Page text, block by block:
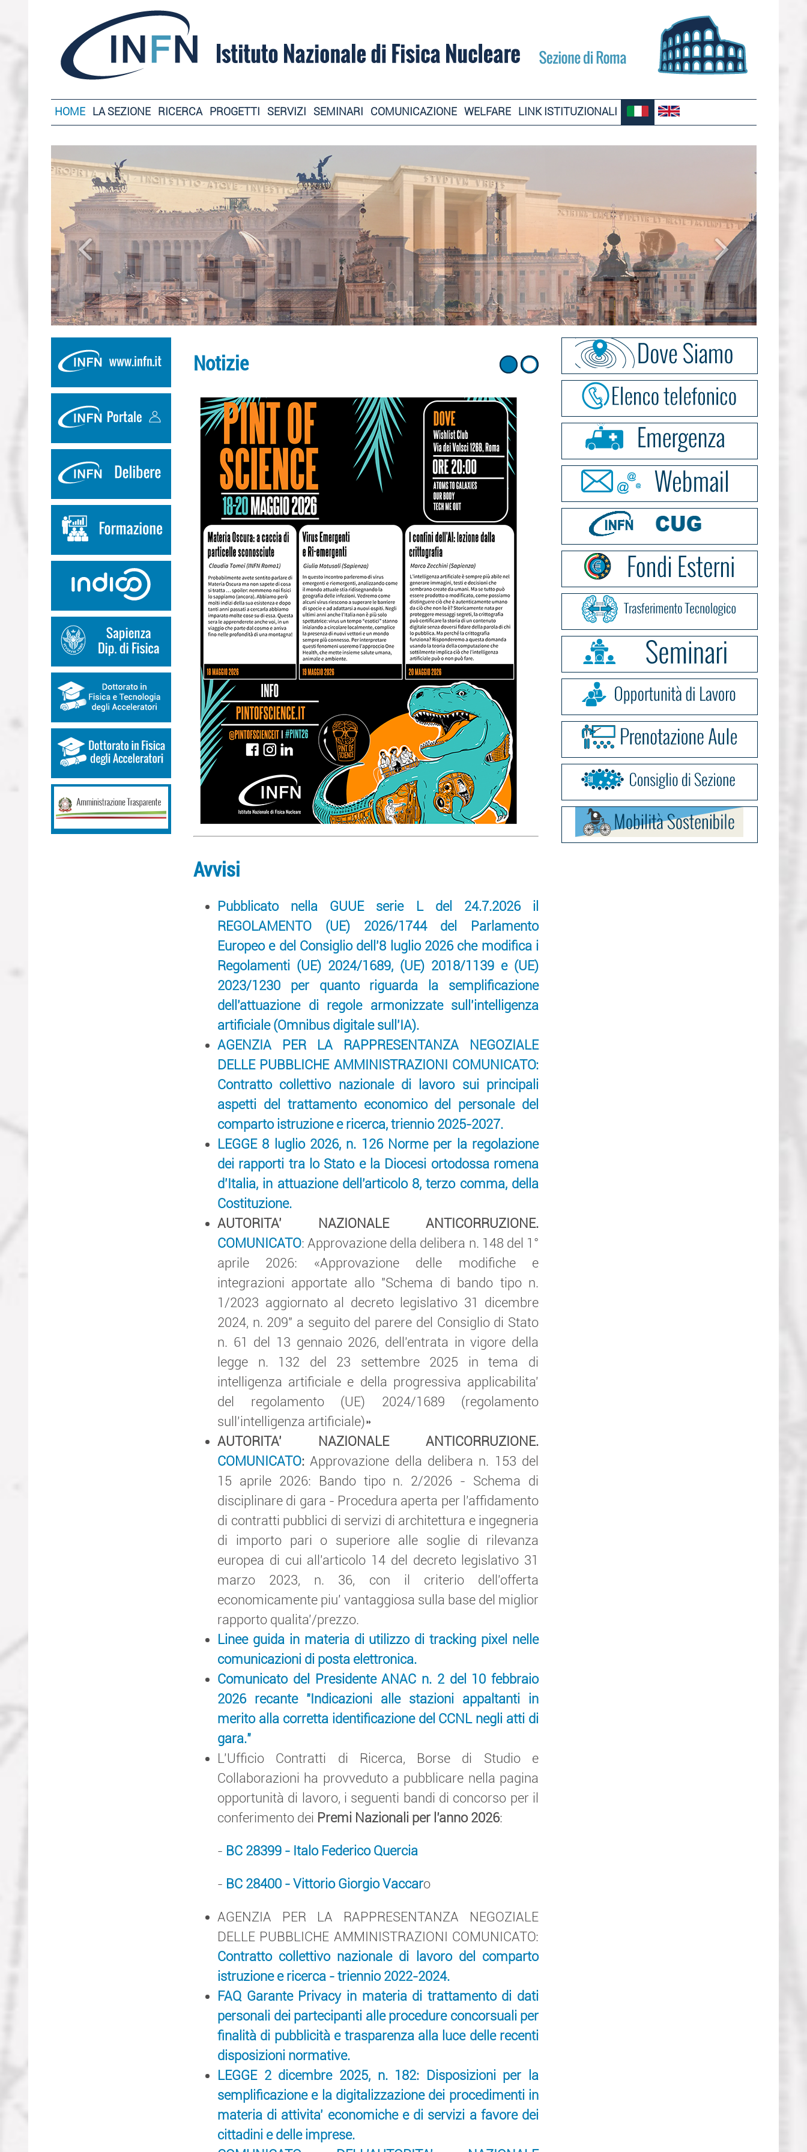
HOME LA SEZIONE RICERCA PROGETTI SERVIZI SEMINARI COMUNICAZIONE WELFARE LINK ISTITUZIONALI
Notizie
Avvisi
Pubblicato nella GUUE serie L del 24.7.2026 il
REGOLAMENTO (UE) 2026/1744 del Parlamento
Europeo e del Consiglio dell'8 luglio 2026 che modifica i
Regolamenti (UE) 2024/1689, (UE) 2018/1139 e (UE)
2023/1230 per quanto riguarda la semplificazione
dell'attuazione di regole armonizzate sull'intelligenza
artificiale (Omnibus digitale sull'IA).
AGENZIA PER LA RAPPRESENTANZA NEGOZIALE
DELLE PUBBLICHE AMMINISTRAZIONI COMUNICATO:
Contratto collettivo nazionale di lavoro sui principali
aspetti del trattamento economico del personale del
comparto istruzione e ricerca, triennio 2025-2027.
LEGGE 8 luglio 2026, n. 126 Norme per la regolazione
dei rapporti tra lo Stato e la Diocesi ortodossa romena
d'Italia, in attuazione dell'articolo 8, terzo comma, della
Costituzione.
AUTORITA' NAZIONALE ANTICORRUZIONE.
COMUNICATO: Approvazione della delibera n. 148 del 1°
aprile 2026: «Approvazione delle modifiche e
integrazioni apportate allo "Schema di bando tipo n.
1/2023 aggiornato al decreto legislativo 31 dicembre
2024, n. 209" a seguito del parere del Consiglio di Stato
n. 61 del 13 gennaio 2026, dell'entrata in vigore della
legge n. 132 del 23 settembre 2025 in tema di
intelligenza artificiale e della progressiva applicabilita'
del regolamento (UE) 2024/1689 (regolamento
sull'intelligenza artificiale)»
AUTORITA' NAZIONALE ANTICORRUZIONE.
COMUNICATO: Approvazione della delibera n. 153 del
15 aprile 2026: Bando tipo n. 2/2026 - Schema di
disciplinare di gara - Procedura aperta per l'affidamento
di contratti pubblici di servizi di architettura e ingegneria
di importo pari o superiore alle soglie di rilevanza
europea di cui all'articolo 14 del decreto legislativo 31
marzo 2023, n. 36, con il criterio dell'offerta
economicamente piu' vantaggiosa sulla base del miglior
rapporto qualita'/prezzo.
Linee guida in materia di utilizzo di tracking pixel nelle
comunicazioni di posta elettronica.
Comunicato del Presidente ANAC n. 2 del 10 febbraio
2026 recante "Indicazioni alle stazioni appaltanti in
merito alla corretta identificazione del CCNL negli atti di
gara."
L'Ufficio Contratti di Ricerca, Borse di Studio e
Collaborazioni ha provveduto a pubblicare nella pagina
opportunità di lavoro, i seguenti bandi di concorso per il
conferimento dei Premi Nazionali per l’anno 2026:
- BC 28399 - Italo Federico Quercia
- BC 28400 - Vittorio Giorgio Vaccaro
AGENZIA PER LA RAPPRESENTANZA NEGOZIALE
DELLE PUBBLICHE AMMINISTRAZIONI COMUNICATO:
Contratto collettivo nazionale di lavoro del comparto
istruzione e ricerca - triennio 2022-2024.
FAQ Garante Privacy in materia di trattamento di dati
personali dei partecipanti alle procedure concorsuali per
finalità di pubblicità e trasparenza alla luce delle recenti
disposizioni normative.
LEGGE 2 dicembre 2025, n. 182: Disposizioni per la
semplificazione e la digitalizzazione dei procedimenti in
materia di attivita' economiche e di servizi a favore dei
cittadini e delle imprese.